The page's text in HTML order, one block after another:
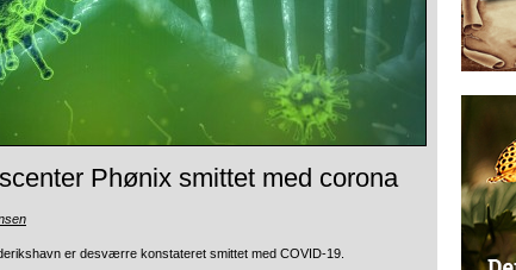
Phønix smittet med corona
er desværre konstateret smittet med COVID-19.